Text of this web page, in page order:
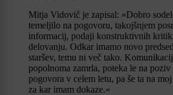
Mitja Vidovič je zapisal: »Dobro
temeljilo na pogovoru, takojšnjem
informacij, podaji konstruktivnih
delovanju. Odkar imamo novo
staršev, temu ni več tako.
popolnoma zamrla, poteka le na poziv
pogovora v celem letu, pa še ta na
za kar imam dokaze.«